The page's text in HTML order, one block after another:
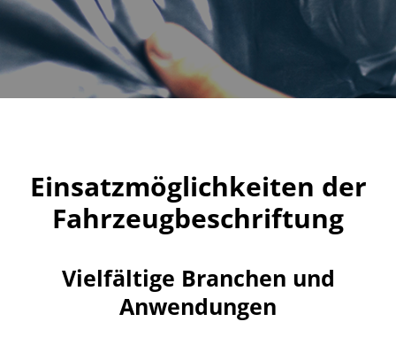
Einsatzmöglichkeiten der
Fahrzeugbeschriftung
Vielfältige Branchen und
Anwendungen